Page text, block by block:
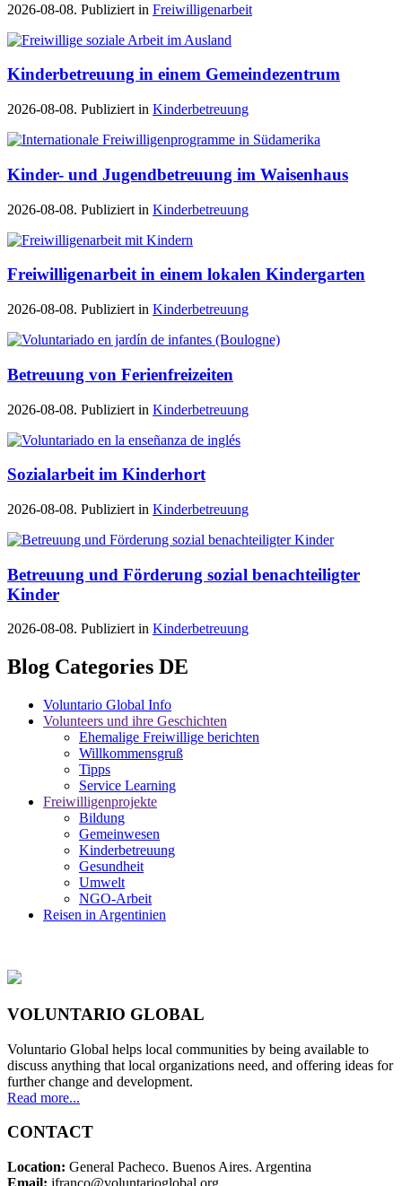
2026-08-08. Publiziert in Freiwilligenarbeit
Kinderbetreuung in einem Gemeindezentrum
2026-08-08. Publiziert in Kinderbetreuung
Kinder- und Jugendbetreuung im Waisenhaus
2026-08-08. Publiziert in Kinderbetreuung
Freiwilligenarbeit in einem lokalen Kindergarten
2026-08-08. Publiziert in Kinderbetreuung
Betreuung von Ferienfreizeiten
2026-08-08. Publiziert in Kinderbetreuung
Sozialarbeit im Kinderhort
2026-08-08. Publiziert in Kinderbetreuung
Betreuung und Förderung sozial benachteiligter
Kinder
2026-08-08. Publiziert in Kinderbetreuung
Blog Categories DE
Voluntario Global Info
Volunteers und ihre Geschichten
Ehemalige Freiwillige berichten
Willkommensgruß
Tipps
Service Learning
Freiwilligenprojekte
Bildung
Gemeinwesen
Kinderbetreuung
Gesundheit
Umwelt
NGO-Arbeit
Reisen in Argentinien
VOLUNTARIO GLOBAL
Voluntario Global helps local communities by being available to
discuss anything that local organizations need, and offering ideas for
further change and development.
Read more...
CONTACT
Location: General Pacheco. Buenos Aires. Argentina
Email: jfranco@voluntarioglobal.org